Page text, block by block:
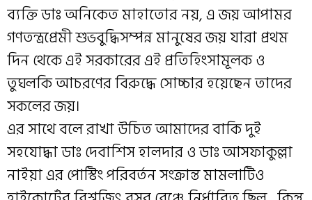
ব্যক্তি ডাঃ অনিকেত মাহাতোর নয়, এ জয় আপামর
গণতন্ত্রপ্রেমী শুভবুদ্ধিসম্পন্ন মানুষের জয় যারা প্রথম
দিন থেকে এই সরকারের এই প্রতিহিংসামূলক ও
তুঘলকি আচরণের বিরুদ্ধে সোচ্চার হয়েছেন তাদের
সকলের জয়।
এর সাথে বলে রাখা উচিত আমাদের বাকি দুই
সহযোদ্ধা ডাঃ দেবাশিস হালদার ও ডাঃ আসফাকুল্লা
নাইয়া এর পোস্টিং পরিবর্তন সংক্রান্ত মামলাটিও